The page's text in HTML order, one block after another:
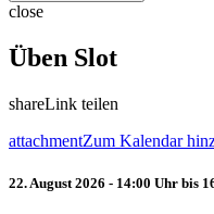
close
Üben Slot
shareLink teilen
attachmentZum Kalendar
22. August 2026 - 14:00 Uhr bis